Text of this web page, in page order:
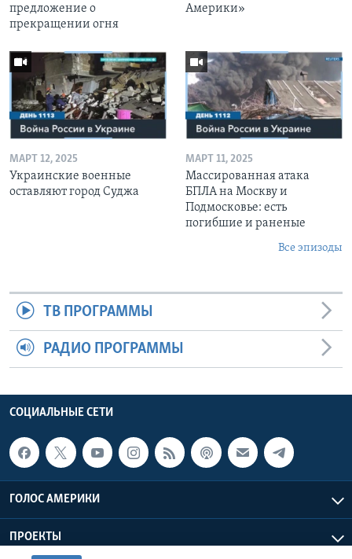
предложение о
прекращении огня
Америки»
МАРТ 12, 2025
Украинские военные
оставляют город Суджа
МАРТ 11, 2025
Массированная атака
БПЛА на Москву и
Подмосковье: есть
погибшие и раненые
Все эпизоды
ТВ ПРОГРАММЫ
РАДИО ПРОГРАММЫ
СОЦИАЛЬНЫЕ СЕТИ
ГОЛОС АМЕРИКИ
ПРОЕКТЫ